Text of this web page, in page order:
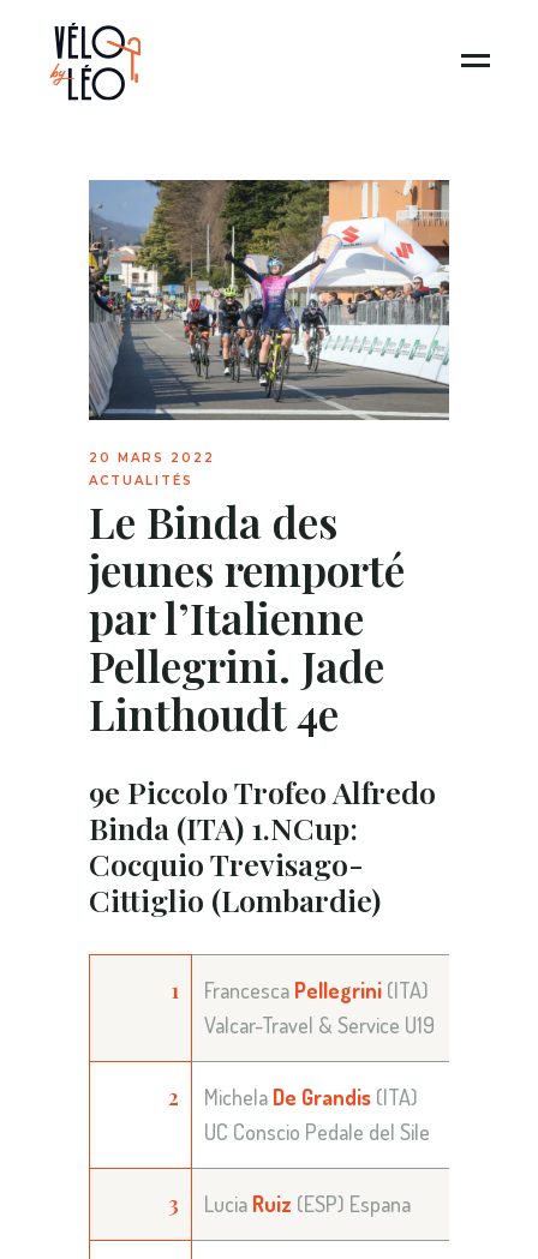
20 MARS 2022
ACTUALITÉS
Le Binda des
jeunes remporté
par l’Italienne
Pellegrini. Jade
Linthoudt 4e
9e Piccolo Trofeo Alfredo
Binda (ITA) 1.NCup:
Cocquio Trevisago-
Cittiglio (Lombardie)
1 Francesca Pellegrini (ITA)
Valcar-Travel & Service U19
2 Michela De Grandis (ITA)
UC Conscio Pedale del Sile
3 Lucia Ruiz (ESP) Espana